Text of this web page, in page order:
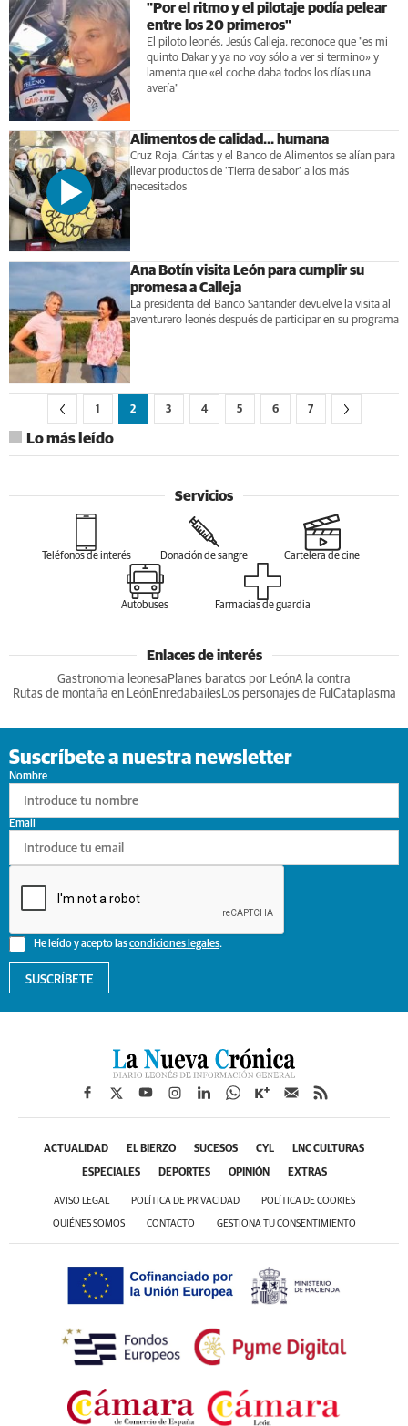
"Por el ritmo y el pilotaje podía pelear
entre los 20 primeros"
El piloto leonés, Jesús Calleja, reconoce que "es mi
quinto Dakar y ya no voy sólo a ver si termino» y
lamenta que «el coche daba todos los días una
avería"
Alimentos de calidad... humana
Cruz Roja, Cáritas y el Banco de Alimentos se alían para
llevar productos de 'Tierra de sabor' a los más
necesitados
Ana Botín visita León para cumplir su
promesa a Calleja
La presidenta del Banco Santander devuelve la visita al
aventurero leonés después de participar en su programa
1 2 3 4 5 6 7
Lo más leído
Servicios
Teléfonos de interés Donación de sangre Cartelera de cine
Autobuses Farmacias de guardia
Enlaces de interés
Gastronomia leonesa Planes baratos por LeónA la contra
Rutas de montaña en LeónEnredabailesLos personajes de Ful Cataplasma
Suscríbete a nuestra newsletter
Nombre
He leído y acepto lascondiciones legales.
Email
SUSCRÍBETE
ACTUALIDAD EL BIERZO SUCESOS CYL LNC CULTURAS
ESPECIALES DEPORTES OPINIÓN EXTRAS
AVISO LEGAL POLÍTICA DE PRIVACIDAD POLÍTICA DE COOKIES
QUIÉNES SOMOS CONTACTO GESTIONA TU CONSENTIMIENTO